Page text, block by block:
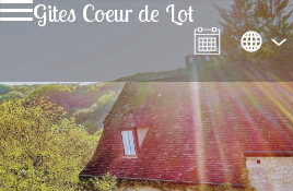
Gites Coeur de Lot